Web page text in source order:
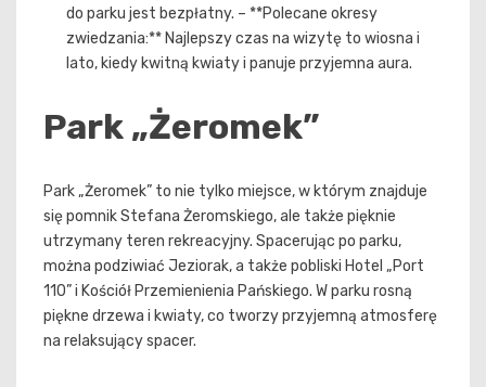
do parku jest bezpłatny. – **Polecane okresy
zwiedzania:** Najlepszy czas na wizytę to wiosna i
lato, kiedy kwitną kwiaty i panuje przyjemna aura.
Park „Żeromek”
Park „Żeromek” to nie tylko miejsce, w którym znajduje
się pomnik Stefana Żeromskiego, ale także pięknie
utrzymany teren rekreacyjny. Spacerując po parku,
można podziwiać Jeziorak, a także pobliski Hotel „Port
110” i Kościół Przemienienia Pańskiego. W parku rosną
piękne drzewa i kwiaty, co tworzy przyjemną atmosferę
na relaksujący spacer.